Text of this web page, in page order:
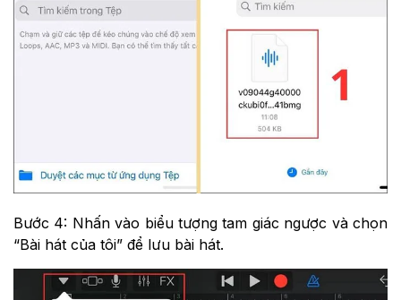
Bước 4: Nhấn vào biểu tượng tam giác ngược và chọn
“Bài hát của tôi” để lưu bài hát.